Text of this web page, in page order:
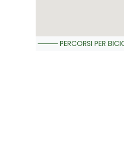
PERCORSI PER